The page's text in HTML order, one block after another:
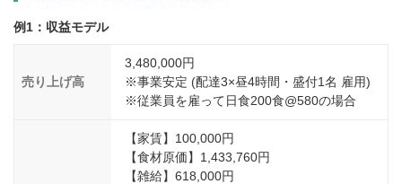
例1：収益モデル
売り上げ高
3,480,000円
※事業安定 (配達3×昼4時間・盛付1名 雇用)
※従業員を雇って日食200食@580の場合
【家賃】100,000円
【食材原価】1,433,760円
【雑給】618,000円